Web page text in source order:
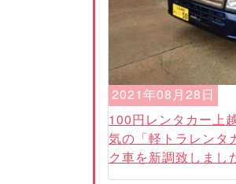
2021年08月28日
100円レンタカー上
気の「軽トラレンタ
ク車を新調致しまし